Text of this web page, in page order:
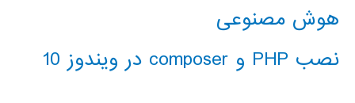
هوش مصنوعی
نصب PHP و composer در ویندوز 10